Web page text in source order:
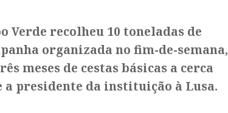
Verde recolheu 10 toneladas de
organizada no fim-de-semana,
meses de cestas básicas a cerca
presidente da instituição à Lusa.